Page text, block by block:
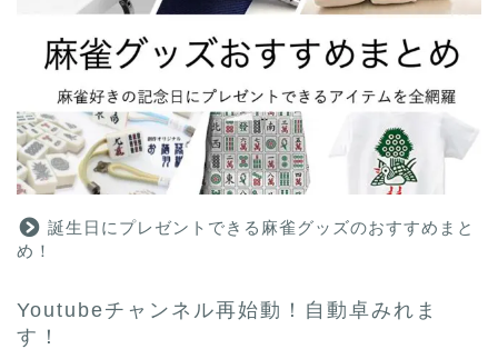
誕生日にプレゼントできる麻雀グッズのおすすめまと
め！
Youtubeチャンネル再始動！自動卓みれま
す！